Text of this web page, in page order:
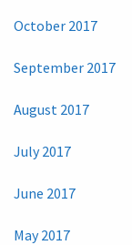
October 2017
September 2017
August 2017
July 2017
June 2017
May 2017